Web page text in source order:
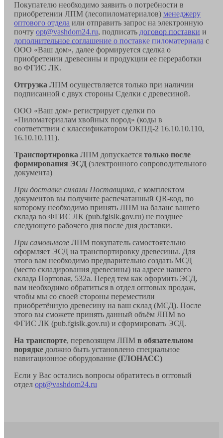
Покупателю необходимо заявить о потребности в
приобретении ЛПМ (лесопиломатериалов) менеджеру
оптового отдела или отправить запрос на электронную
почту opt@vashdom24.ru, подписать договор поставки и
дополнительное соглашение о поставке пиломатериала с
ООО «Ваш дом», далее формируется сделка о
приобретении древесины и продукции ее переработки
во ФГИС ЛК.
Отгрузка ЛПМ осуществляется только при наличии
подписанной с двух стороны Сделки с древесиной.
ООО «Ваш дом» регистрирует сделки по
«Пиломатериалам хвойных пород» (коды в
соответствии с классификатором ОКПД-2 16.10.10.110,
16.10.10.111).
Транспортировка ЛПМ допускается только после
формирования ЭСД (электронного сопроводительного
документа)
При доставке силами Поставщика, с комплектом
документов вы получите распечатанный QR-код, по
которому необходимо принять ЛПМ на баланс вашего
склада во ФГИС ЛК (pub.fgislk.gov.ru) не позднее
следующего рабочего дня после дня доставки.
При самовывозе ЛПМ покупатель самостоятельно
оформляет ЭСД на транспортировку древесины. Для
этого вам необходимо предварительно создать МСД
(место складирования древесины) на адресе нашего
склада Портовая, 532а. Перед тем как оформить ЭСД,
вам необходимо обратиться в отдел оптовых продаж,
чтобы мы со своей стороны переместили
приобретённую древесину на ваш склад (МСД). После
этого вы сможете принять данный объём ЛПМ во
ФГИС ЛК (pub.fgislk.gov.ru) и сформировать ЭСД.
На транспорте, перевозящем ЛПМ в обязательном
порядке должно быть установлено специальное
навигационное оборудование (ГЛОНАСС)
Если у Вас остались вопросы обратитесь в оптовый
отдел opt@vashdom24.ru